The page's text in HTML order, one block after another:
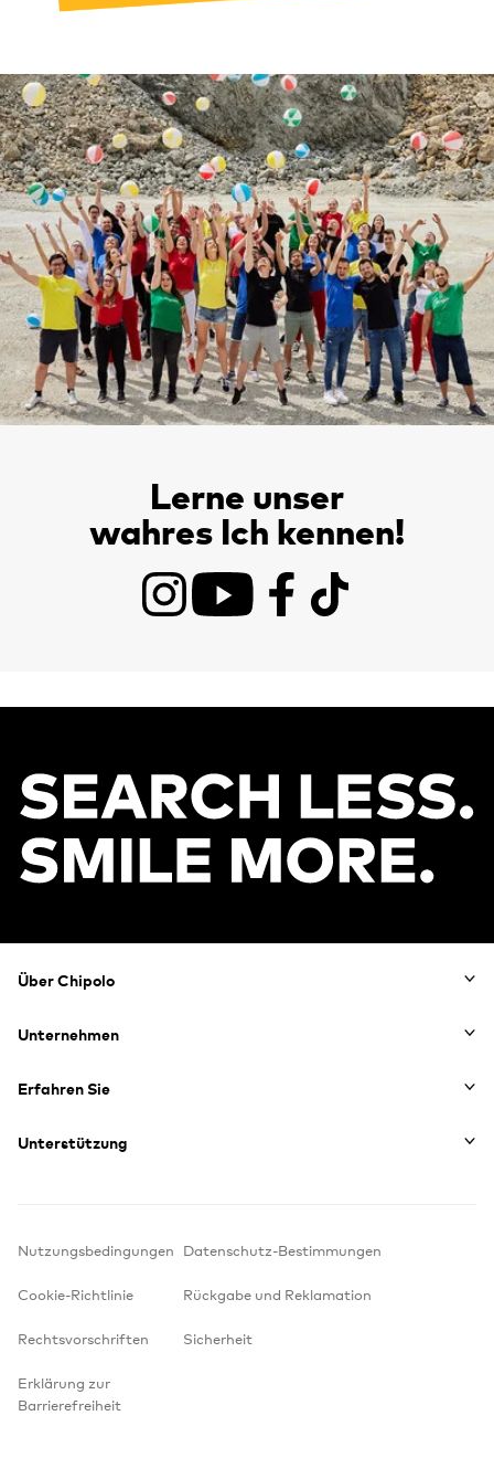
Lerne unser
wahres Ich kennen!
Instagram
YouTube Facebook
TikTok
Footer
Über Chipolo
Unternehmen
Erfahren Sie
Unterstützung
Nutzungsbedingungen Datenschutz-Bestimmungen
Cookie-Richtlinie Rückgabe und Reklamation
Rechtsvorschriften Sicherheit
Erklärung zur
Barrierefreiheit